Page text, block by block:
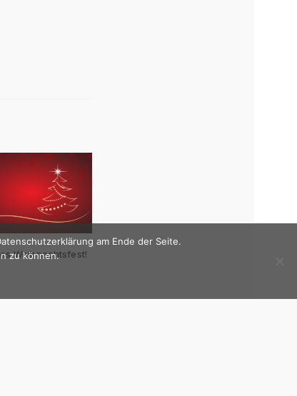
Weihnachtsfest!
am Ende der Seite.
zu können.